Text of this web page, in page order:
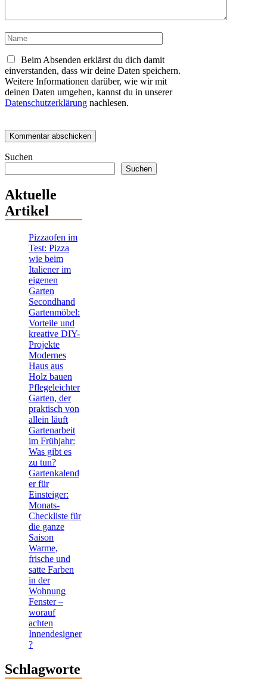
Name
Beim Absenden erklärst du dich damit
einverstanden, dass wir deine Daten speichern.
Weitere Informationen darüber, wie wir mit
deinen Daten umgehen, kannst du in unserer
Datenschutzerklärung nachlesen.
Suchen
Suchen
Aktuelle
Artikel
Pizzaofen im
Test: Pizza
wie beim
Italiener im
eigenen
Garten
Secondhand
Gartenmöbel:
Vorteile und
kreative DIY-
Projekte
Modernes
Haus aus
Holz bauen
Pflegeleichter
Garten, der
praktisch von
allein läuft
Gartenarbeit
im Frühjahr:
Was gibt es
zu tun?
Gartenkalend
er für
Einsteiger:
Monats-
Checkliste für
die ganze
Saison
Warme,
frische und
satte Farben
in der
Wohnung
Fenster –
worauf
achten
Innendesigner
?
Schlagworte